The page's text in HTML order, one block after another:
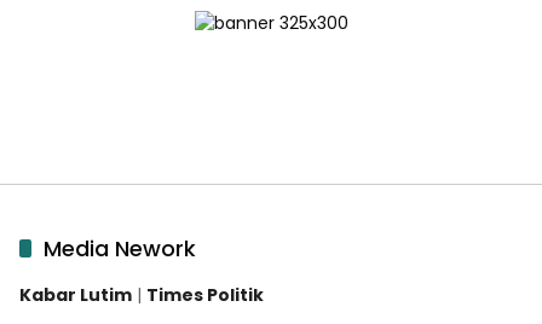
Media Nework
Kabar Lutim | Times Politik